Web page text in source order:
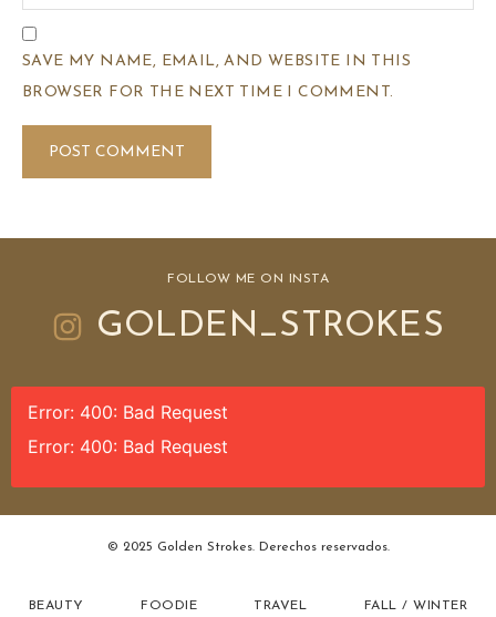
SAVE MY NAME, EMAIL, AND WEBSITE IN THIS
BROWSER FOR THE NEXT TIME I COMMENT.
FOLLOW ME ON INSTA
GOLDEN_STROKES
Error: 400: Bad Request
Error: 400: Bad Request
© 2025 Golden Strokes. Derechos reservados.
BEAUTY FOODIE TRAVEL FALL / WINTER